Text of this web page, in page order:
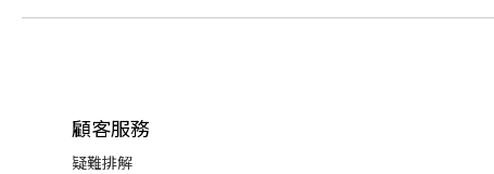
顧客服務
疑難排解